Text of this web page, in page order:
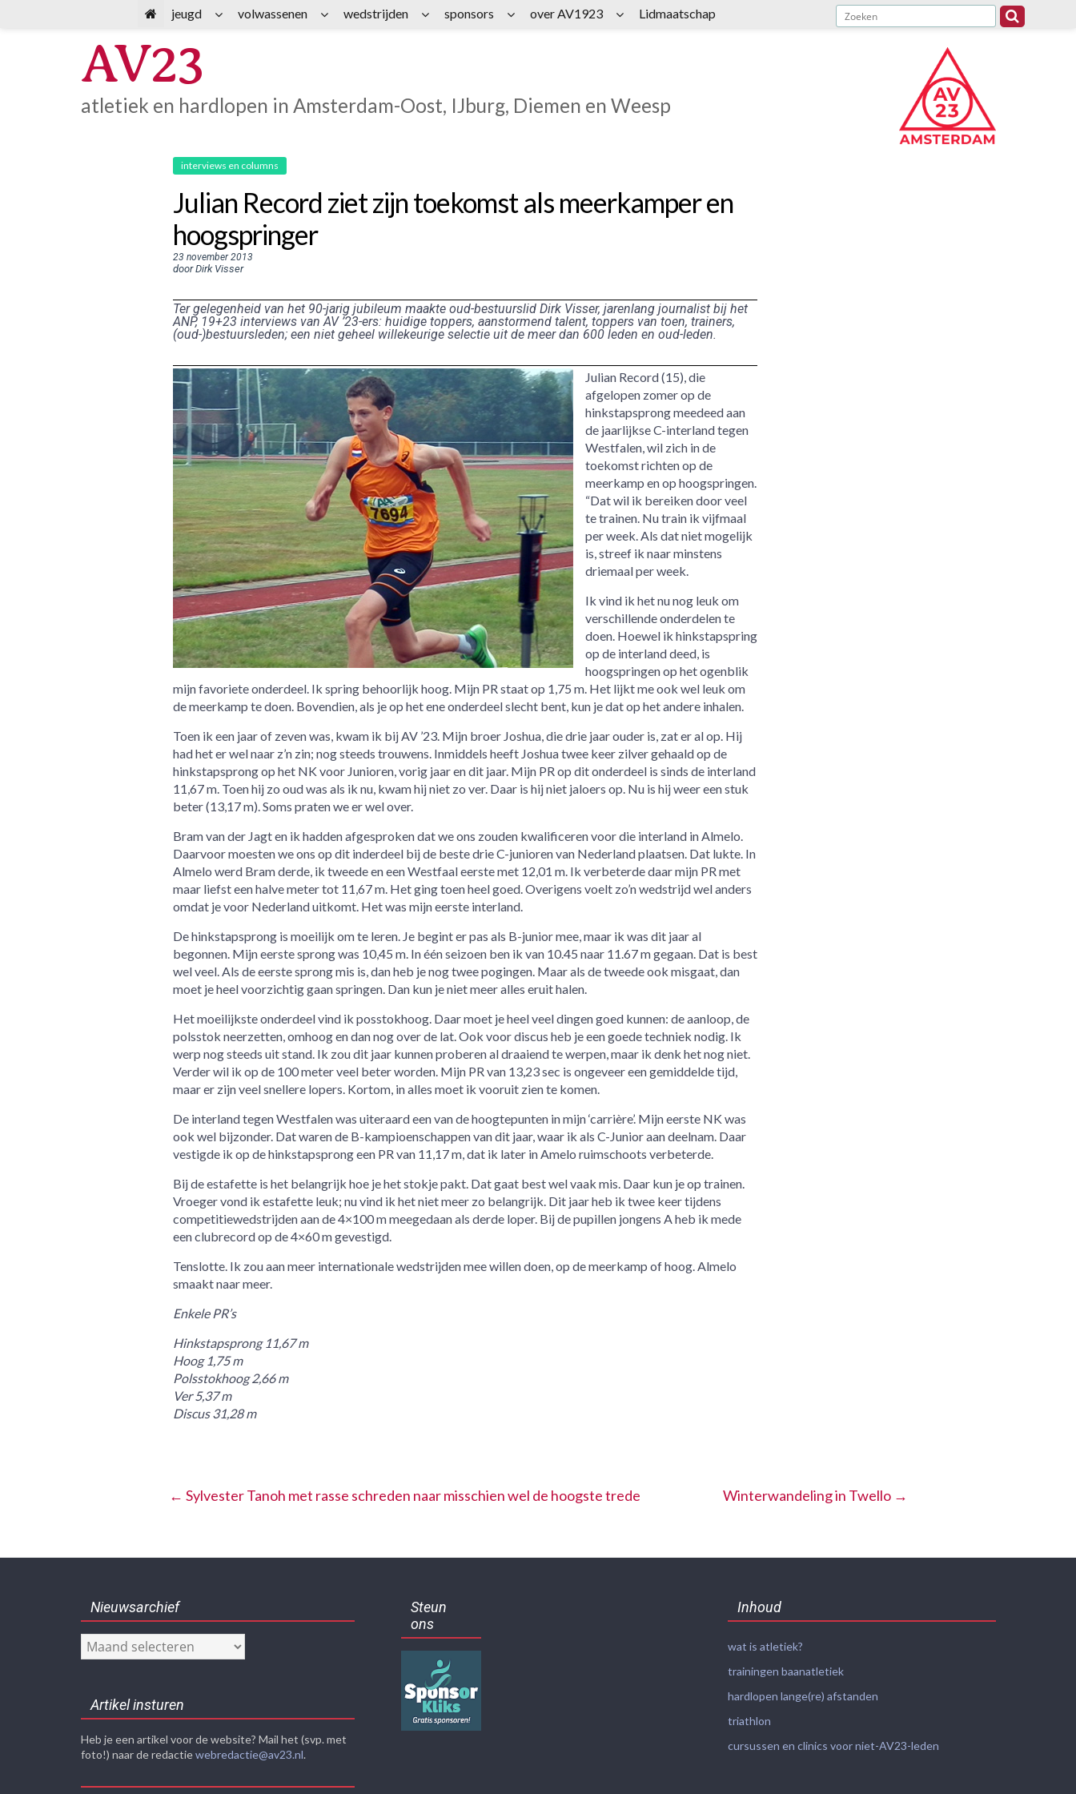
AV23
atletiek en hardlopen in Amsterdam-Oost, IJburg, Diemen en Weesp
interviews en columns
Julian Record ziet zijn toekomst als meerkamper en
hoogspringer
23 november 2013
door Dirk Visser
Ter gelegenheid van het 90-jarig jubileum maakte oud-bestuurslid Dirk Visser, jarenlang journalist bij het
ANP, 19+23 interviews van AV ’23-ers: huidige toppers, aanstormend talent, toppers van toen, trainers,
(oud-)bestuursleden; een niet geheel willekeurige selectie uit de meer dan 600 leden en oud-leden.
Julian Record (15), die
afgelopen zomer op de
hinkstapsprong meedeed aan
de jaarlijkse C-interland tegen
Westfalen, wil zich in de
toekomst richten op de
meerkamp en op hoogspringen.
“Dat wil ik bereiken door veel
te trainen. Nu train ik vijfmaal
per week. Als dat niet mogelijk
is, streef ik naar minstens
driemaal per week.
Ik vind ik het nu nog leuk om
verschillende onderdelen te
doen. Hoewel ik hinkstapspring
op de interland deed, is
hoogspringen op het ogenblik
mijn favoriete onderdeel. Ik spring behoorlijk hoog. Mijn PR staat op 1,75 m. Het lijkt me ook wel leuk om
de meerkamp te doen. Bovendien, als je op het ene onderdeel slecht bent, kun je dat op het andere inhalen.
Toen ik een jaar of zeven was, kwam ik bij AV ’23. Mijn broer Joshua, die drie jaar ouder is, zat er al op. Hij
had het er wel naar z’n zin; nog steeds trouwens. Inmiddels heeft Joshua twee keer zilver gehaald op de
hinkstapsprong op het NK voor Junioren, vorig jaar en dit jaar. Mijn PR op dit onderdeel is sinds de interland
11,67 m. Toen hij zo oud was als ik nu, kwam hij niet zo ver. Daar is hij niet jaloers op. Nu is hij weer een stuk
beter (13,17 m). Soms praten we er wel over.
Bram van der Jagt en ik hadden afgesproken dat we ons zouden kwalificeren voor die interland in Almelo.
Daarvoor moesten we ons op dit inderdeel bij de beste drie C-junioren van Nederland plaatsen. Dat lukte. In
Almelo werd Bram derde, ik tweede en een Westfaal eerste met 12,01 m. Ik verbeterde daar mijn PR met
maar liefst een halve meter tot 11,67 m. Het ging toen heel goed. Overigens voelt zo’n wedstrijd wel anders
omdat je voor Nederland uitkomt. Het was mijn eerste interland.
De hinkstapsprong is moeilijk om te leren. Je begint er pas als B-junior mee, maar ik was dit jaar al
begonnen. Mijn eerste sprong was 10,45 m. In één seizoen ben ik van 10.45 naar 11.67 m gegaan. Dat is best
wel veel. Als de eerste sprong mis is, dan heb je nog twee pogingen. Maar als de tweede ook misgaat, dan
moet je heel voorzichtig gaan springen. Dan kun je niet meer alles eruit halen.
Het moeilijkste onderdeel vind ik posstokhoog. Daar moet je heel veel dingen goed kunnen: de aanloop, de
polsstok neerzetten, omhoog en dan nog over de lat. Ook voor discus heb je een goede techniek nodig. Ik
werp nog steeds uit stand. Ik zou dit jaar kunnen proberen al draaiend te werpen, maar ik denk het nog niet.
Verder wil ik op de 100 meter veel beter worden. Mijn PR van 13,23 sec is ongeveer een gemiddelde tijd,
maar er zijn veel snellere lopers. Kortom, in alles moet ik vooruit zien te komen.
De interland tegen Westfalen was uiteraard een van de hoogtepunten in mijn ‘carrière’. Mijn eerste NK was
ook wel bijzonder. Dat waren de B-kampioenschappen van dit jaar, waar ik als C-Junior aan deelnam. Daar
vestigde ik op de hinkstapsprong een PR van 11,17 m, dat ik later in Amelo ruimschoots verbeterde.
Bij de estafette is het belangrijk hoe je het stokje pakt. Dat gaat best wel vaak mis. Daar kun je op trainen.
Vroeger vond ik estafette leuk; nu vind ik het niet meer zo belangrijk. Dit jaar heb ik twee keer tijdens
competitiewedstrijden aan de 4×100 m meegedaan als derde loper. Bij de pupillen jongens A heb ik mede
een clubrecord op de 4×60 m gevestigd.
Tenslotte. Ik zou aan meer internationale wedstrijden mee willen doen, op de meerkamp of hoog. Almelo
smaakt naar meer.
Enkele PR’s
Hinkstapsprong 11,67 m
Hoog 1,75 m
Polsstokhoog 2,66 m
Ver 5,37 m
Discus 31,28 m
← Sylvester Tanoh met rasse schreden naar misschien wel de hoogste trede Winterwandeling in Twello →
Nieuwsarchief
Nieuwsarchief
Artikel insturen
Heb je een artikel voor de website? Mail het (svp. met
foto!) naar de redactiewebredactie@av23.nl.
Steun
ons
Inhoud
wat is atletiek?
trainingen baanatletiek
hardlopen lange(re) afstanden
triathlon
cursussen en clinics voor niet-AV23-leden
jeugd volwassenen wedstrijden sponsors over AV1923 Lidmaatschap